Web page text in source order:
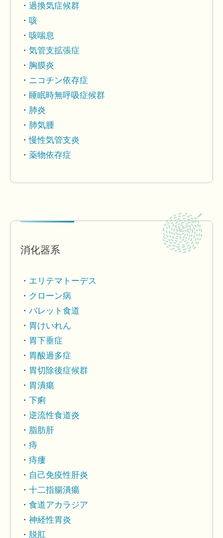
過換気症候群
咳
咳喘息
気管支拡張症
胸膜炎
ニコチン依存症
睡眠時無呼吸症候群
肺炎
肺気腫
慢性気管支炎
薬物依存症
消化器系
エリテマトーデス
クローン病
バレット食道
胃けいれん
胃下垂症
胃酸過多症
胃切除後症候群
胃潰瘍
下痢
逆流性食道炎
脂肪肝
痔
痔瘻
自己免疫性肝炎
十二指腸潰瘍
食道アカラジア
神経性胃炎
脱肛